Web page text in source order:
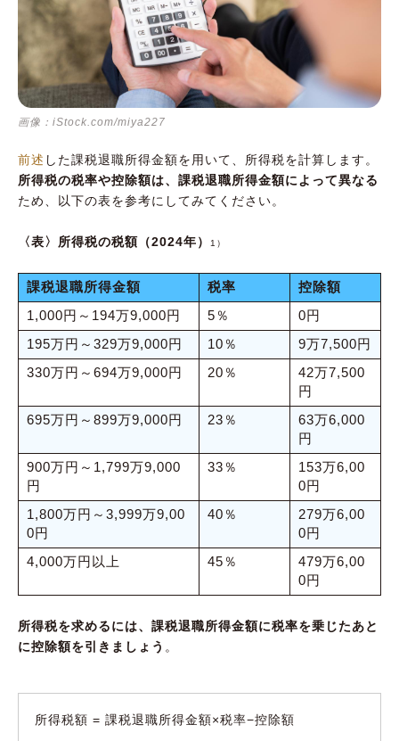
画像：iStock.com/miya227
前述 した課税退職所得金額を用いて、所得税を計算します。
所得税の税率や控除額は、課税退職所得金額によって異なる
ため、以下の表を参考にしてみてください。
〈表〉所得税の税額（2024年） 1）
課税退職所得金額 税率
控除額
1,000円～194万9,000円
5％
0円
195万円～329万9,000円
10％
9万7,500円
330万円～694万9,000円
20％
42万7,500
円
695万円～899万9,000円
23％
63万6,000
円
900万円～1,799万9,000
円
33％
153万6,00
0円
1,800万円～3,999万9,00
0円
40％
279万6,00
0円
4,000万円以上
45％
479万6,00
0円
所得税を求めるには、課税退職所得金額に税率を乗じたあと
に控除額を引きましょう 。
所得税額 = 課税退職所得金額×税率−控除額